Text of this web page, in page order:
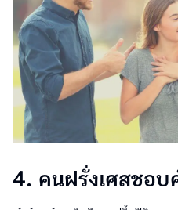
4. คนฝรั่งเศสชอบ